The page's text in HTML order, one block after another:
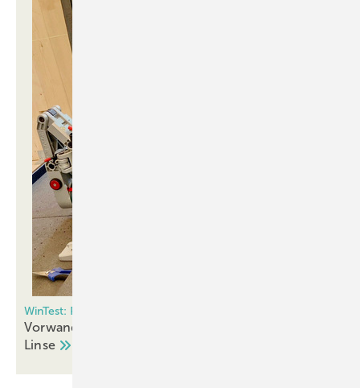
WinTest: Premiere für den ersten verfilmten Produkttest
Vorwandmontage unter der Lupe – und vor der
Linse